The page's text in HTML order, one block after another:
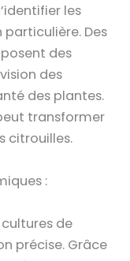
les
Des
des
des
des plantes.
transformer
citrouilles.
:
de
précise. Grâce